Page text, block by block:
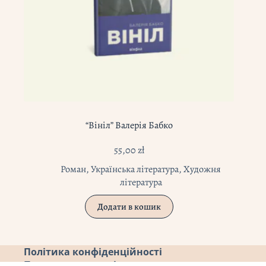
“Вініл” Валерія Бабко
55,00zł
Роман,Українська література,Художня
література
Додати в кошик
Політика конфіденційності